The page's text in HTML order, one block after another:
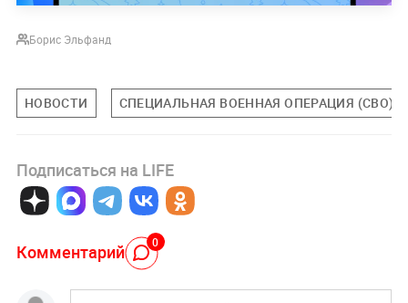
Борис Эльфанд
НОВОСТИ СПЕЦИАЛЬНАЯ ВОЕННАЯ ОПЕРАЦИЯ (СВО)
Подписаться на LIFE
Комментарий 0